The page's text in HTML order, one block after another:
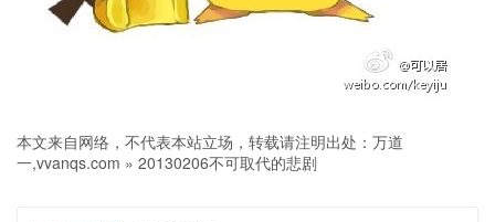
本文来自网络，不代表本站立场，转载请注明出处： 万道
一,vvanqs.com » 20130206不可取代的悲剧